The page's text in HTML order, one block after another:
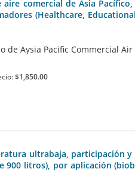
comercial de Asia
(Healthcare,
Aysia Pacific Commercial
$1,850.00
ultrabaja, participación
900 litros), por aplicación